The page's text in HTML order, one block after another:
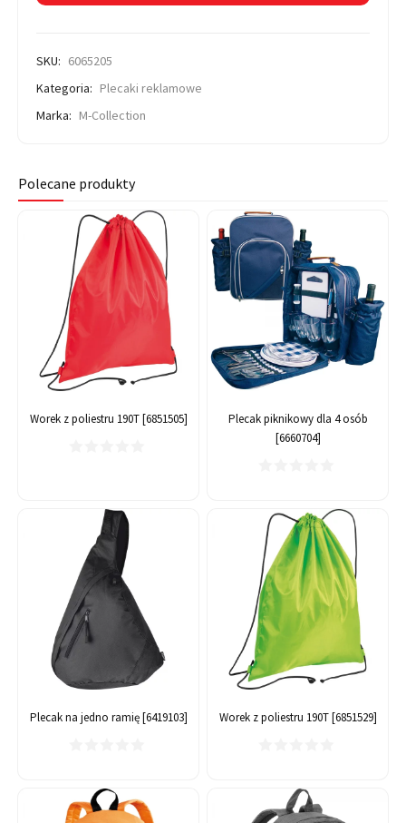
SKU: 6065205
Kategoria: Plecaki reklamowe
Marka: M-Collection
Polecane produkty
Worek z poliestru 190T [6851505]
Plecak piknikowy dla 4 osób
[6660704]
Plecak na jedno ramię [6419103] Worek z poliestru 190T [6851529]